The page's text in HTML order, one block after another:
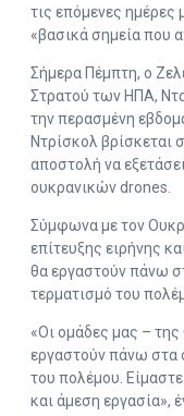
τις επόμενες ημέρες
«βασικά σημεία που
Σήμερα Πέμπτη, ο
Στρατού των ΗΠΑ,
την περασμένη
Ντρίσκολ βρίσκεται
αποστολή να
ουκρανικών drones.
Σύμφωνα με τον
επίτευξης ειρήνης
θα εργαστούν πάνω
τερματισμό του
«Οι ομάδες μας –
εργαστούν πάνω στα
του πολέμου. Είμαστε
και άμεση εργασία»,